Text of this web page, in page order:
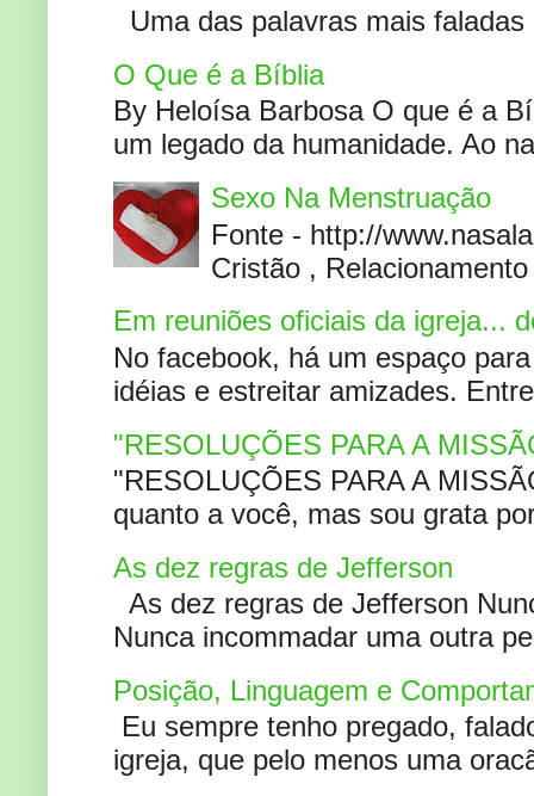
Uma das palavras mais
O Que é a Bíblia
By Heloísa Barbosa O que é a
um legado da humanidade. Ao
Sexo Na Menstruação
Fonte - http://
Cristão ,
Em reuniões oficiais da igreja...
No facebook, há um espaço
idéias e estreitar amizades.
"RESOLUÇÕES PARA A
"RESOLUÇÕES PARA A
quanto a você, mas sou grata
As dez regras de Jefferson
As dez regras de Jefferson
Nunca incommadar uma outra
Posição, Linguagem e
Eu sempre tenho pregado,
igreja, que pelo menos uma